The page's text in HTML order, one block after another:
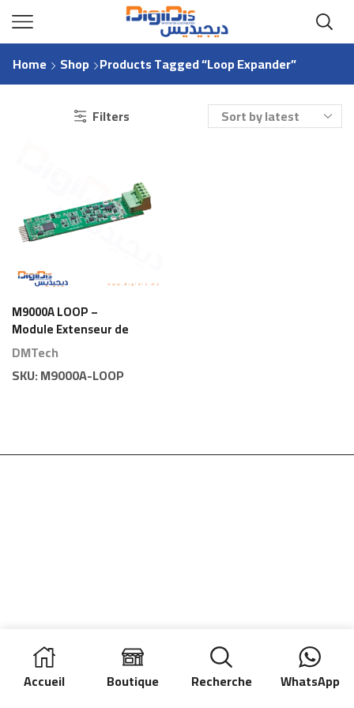
Home Shop Products Tagged “loop Expander”
Filters
M9000A LOOP –
Module Extenseur de
Boucle Adressable
DMTech
DMTech
SKU:M9000A-LOOP
Accueil Boutique Recherche WhatsApp